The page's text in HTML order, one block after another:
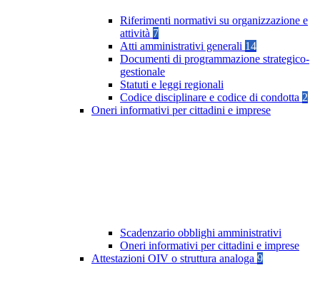
Riferimenti normativi su organizzazione e
attività 7
Atti amministrativi generali 14
Documenti di programmazione strategico-
gestionale
Statuti e leggi regionali
Codice disciplinare e codice di condotta 2
Oneri informativi per cittadini e imprese
Scadenzario obblighi amministrativi
Oneri informativi per cittadini e imprese
Attestazioni OIV o struttura analoga 9